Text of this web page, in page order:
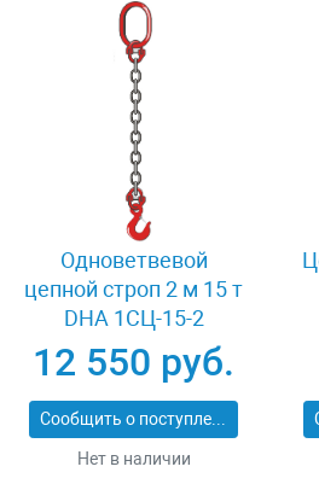
Одноветвевой
цепной строп 2 м 15 т
DHA 1СЦ-15-2
12 550 руб.
Сообщить о поступлении
Нет в наличии